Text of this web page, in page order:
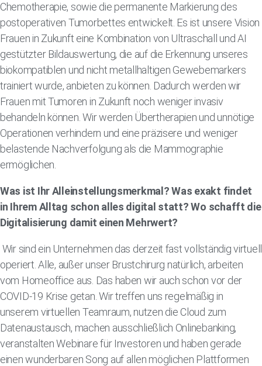
Chemotherapie, sowie die permanente Markierung des
postoperativen Tumorbettes entwickelt. Es ist unsere Vision
Frauen in Zukunft eine Kombination von Ultraschall und AI
gestützter Bildauswertung, die auf die Erkennung unseres
biokompatiblen und nicht metallhaltigen Gewebemarkers
trainiert wurde, anbieten zu können. Dadurch werden wir
Frauen mit Tumoren in Zukunft noch weniger invasiv
behandeln können. Wir werden Übertherapien und unnötige
Operationen verhindern und eine präzisere und weniger
belastende Nachverfolgung als die Mammographie
ermöglichen.
Was ist Ihr Alleinstellungsmerkmal? Was exakt findet
in Ihrem Alltag schon alles digital statt? Wo schafft die
Digitalisierung damit einen Mehrwert?
Wir sind ein Unternehmen das derzeit fast vollständig virtuell
operiert. Alle, außer unser Brustchirurg natürlich, arbeiten
vom Homeoffice aus. Das haben wir auch schon vor der
COVID-19 Krise getan. Wir treffen uns regelmäßig in
unserem virtuellen Teamraum, nutzen die Cloud zum
Datenaustausch, machen ausschließlich Onlinebanking,
veranstalten Webinare für Investoren und haben gerade
einen wunderbaren Song auf allen möglichen Plattformen